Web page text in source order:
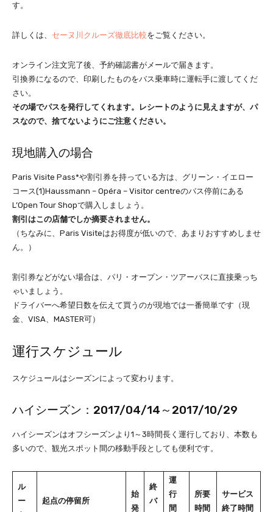
す。
詳しくは、 セーヌ川クルーズ徹底比較をご覧ください。
オンライン注文完了後、予約確認書がメールで届きます。
引換券になるので、印刷したものをバス乗車時に運転手に渡してくだ
さい。
その場でパスを発行してくれます。レシートのように見えますが、パ
スなので、捨てないようにご注意ください。
現地購入の場合
Paris Visite Pass*や割引券を持っている方は、グリーン・イエロー
コース(1)Haussmann – Opéra – Visitor centreのバス停前にある
L’Open Tour Shopで購入しましょう。
割引はこの店舗でしか摘要されません。
（ちなみに、Paris Visiteはお得度が低いので、あまりおすすめしませ
ん。）
割引券などがない場合は、パリ・オープン・ツアーバスに直接乗っち
ゃいましょう。
ドライバーへ希望日数を伝えて買うのが現地では一番簡単です（現
金、VISA、MASTER可）
運行スケジュール
スケジュールはシーズンによって変わります。
ハイシーズン：2017/04/14～2017/10/29
ハイシーズンはオフシーズンより1～3時間長く運行しており、本数も
多いので、観光スポット間の移動手段としても便利です。
ル
ー
起点の停留所
始
発
終
バ
運
行
間
所要
時間
サービス
終了時間